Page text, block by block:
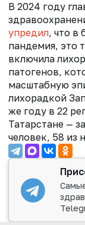
В 2024 году
упредил, что в
пандемия, это
включила
патогенов,
масштабную
лихорадкой
же году в 22
Татарстане —
человек, 58 из